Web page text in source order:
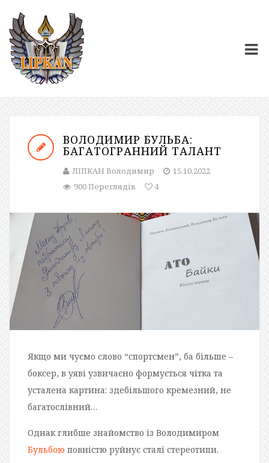
ВОЛОДИМИР БУЛЬБА:
БАГАТОГРАННИЙ ТАЛАНТ
ЛІПКАН Володимир
15.10.2022
900 Переглядів
4
Якщо ми чуємо слово “спортсмен”, ба більше –
боксер, в уяві узвичаєно формується чітка та
усталена картина: здебільшого кремезний, не
багатослівний…
Однак глибше знайомство із Володимиром
Бульбою повністю руйнує сталі стереотипи.